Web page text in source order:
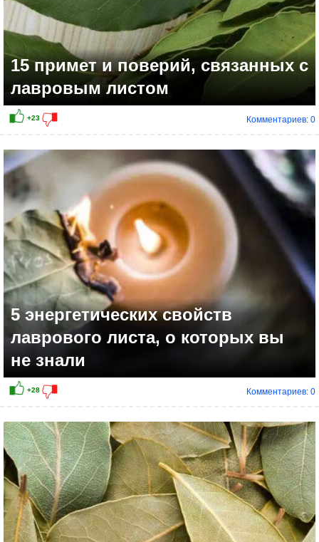
+12
15 примет и поверий, связанных с
лавровым листом
Комментариев: 0
5 энергетических свойств
лаврового листа, о которых вы
не знали
Комментариев: 0